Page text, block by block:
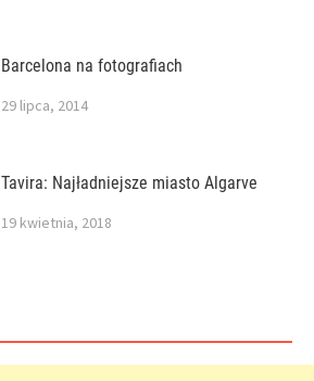
Barcelona na fotografiach
29 lipca, 2014
Tavira: Najładniejsze miasto Algarve
19 kwietnia, 2018